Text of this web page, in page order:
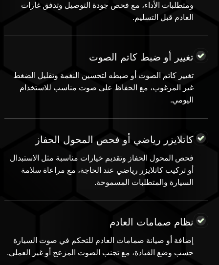
ومتطلبات الأداء، مع فحص جودة التوصيل وتدفق غازات
العادم قبل التسليم.
تغيير أو ضبط كاتم الصوت
تغيير كاتم الصوت أو ضبطه لتحسين النغمة وتقليل الضغط
غير المرغوب، مع الحفاظ على صوت مناسب للاستخدام
اليومي.
كاتلايزر رياضي أو فحص المحول الحفاز
فحص المحول الحفاز وتقديم خيارات مناسبة مثل الاستبدال
أو تركيب كاتلايزر رياضي عند الحاجة، مع مراعاة سلامة
السيارة والمتطلبات المسموحة.
نظام صمامات العادم
إضافة أو صيانة صمامات العادم للتحكم في صوت السيارة
حسب وضع القيادة، مع تجنب الصوت المزعج أو غير العملي.